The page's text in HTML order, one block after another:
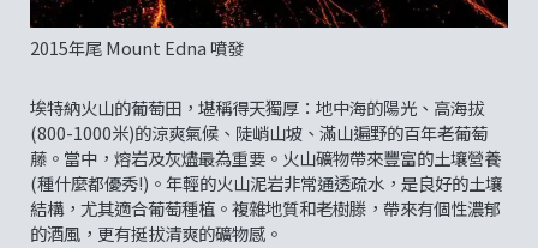
2015年尾 Mount Edna 噴發
埃特納火山的葡萄田，堪稱得天獨厚：地中海的陽光、高海拔
(800-1000米)的涼爽氣候、陡峭山坡、滿山遍野的百年老葡萄
藤。當中，熔岩及灰燼最為重要。火山礦物帶來豐富的土壤營養
(種什麼都優秀!)。年輕的火山泥岩非常通透疏水，是良好的土壤
結構，尤其適合葡萄種植。複雜地質和老樹滕，帶來有個性濃郁
的酒風，更有挺拔清爽的礦物感。